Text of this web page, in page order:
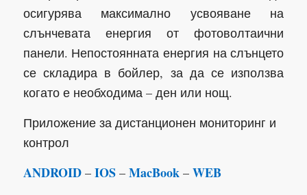
осигурява максимално усвояване на
слънчевата енергия от фотоволтаични
панели. Непостоянната енергия на слънцето
се складира в бойлер, за да се използва
когато е необходима – ден или нощ.
Приложение за дистанционен мониторинг и
контрол
ANDROID– IOS– MacBook– WEB